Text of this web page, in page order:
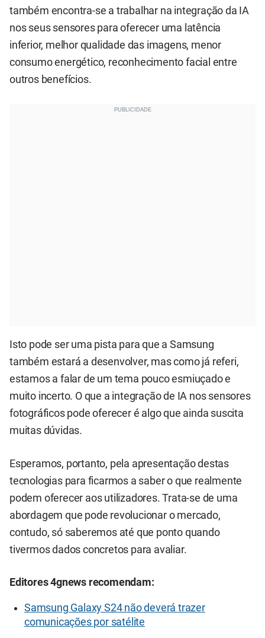
também encontra-se a trabalhar na integração da IA
nos seus sensores para oferecer uma latência
inferior, melhor qualidade das imagens, menor
consumo energético, reconhecimento facial entre
outros benefícios.
Isto pode ser uma pista para que a Samsung
também estará a desenvolver, mas como já referi,
estamos a falar de um tema pouco esmiuçado e
muito incerto. O que a integração de IA nos sensores
fotográficos pode oferecer é algo que ainda suscita
muitas dúvidas.
Esperamos, portanto, pela apresentação destas
tecnologias para ficarmos a saber o que realmente
podem oferecer aos utilizadores. Trata-se de uma
abordagem que pode revolucionar o mercado,
contudo, só saberemos até que ponto quando
tivermos dados concretos para avaliar.
Editores 4gnews recomendam:
Samsung Galaxy S24 não deverá trazer
comunicações por satélite